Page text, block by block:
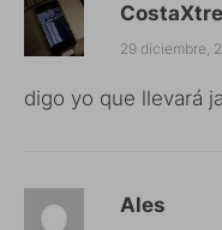
29 diciembre,
digo yo que llevará
Ales